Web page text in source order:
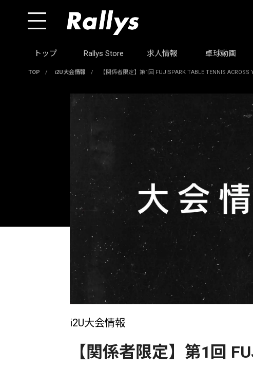
トップ Rallys Store 求人情報 卓球動画
TOP / i2U大会情報 / 【関係者限定】第1回 FUJISPARK TABLE TENNIS ACROSS
i2U大会情報
【関係者限定】第1回